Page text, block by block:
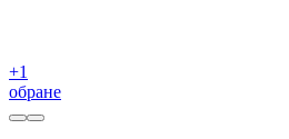
+1
обране